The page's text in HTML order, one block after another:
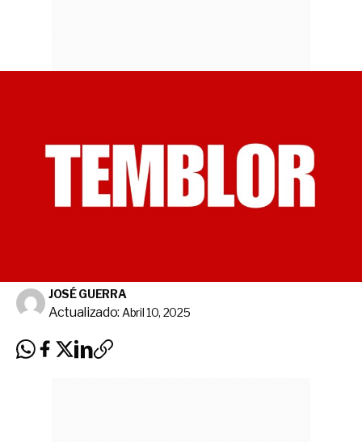
JOSÉ GUERRA
Actualizado: Abril 10, 2025